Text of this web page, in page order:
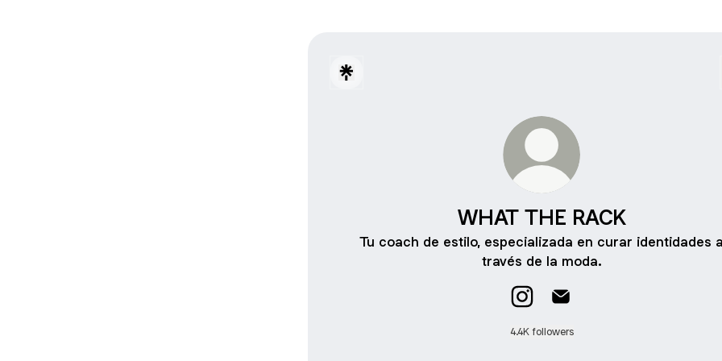
WHAT THE RACK
Tu coach de estilo, especializada en curar identidades
través de la moda.
4.4K followers